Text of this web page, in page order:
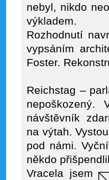
nebyl, nikdo
výkladem.
Rozhodnutí
vypsáním
Foster.
Reichstag –
návštěvník
na výtah.
pod námi.
někdo
Vracela jsem